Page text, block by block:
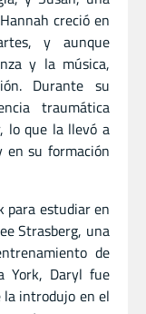
creció en
y aunque
y la música,
Durante su
traumática
lo que la llevó a
en su formación
para estudiar en
Strasberg, una
de
York, Daryl fue
introdujo en el